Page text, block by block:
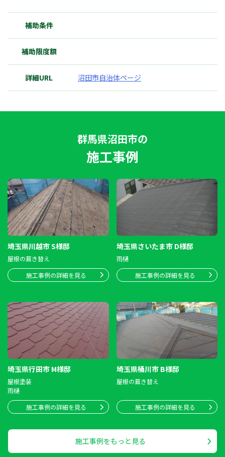
補助条件
補助限度額
詳細URL 沼田市自治体ページ
群馬県沼田市の
施工事例
埼玉県川越市 S様邸
屋根の葺き替え
施工事例の詳細を見る
埼玉県さいたま市 D様邸
雨樋
施工事例の詳細を見る
埼玉県行田市 M様邸
屋根塗装
雨樋
施工事例の詳細を見る
埼玉県桶川市 B様邸
屋根の葺き替え
施工事例の詳細を見る
施工事例をもっと見る